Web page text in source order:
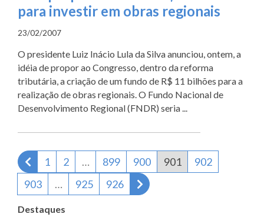
para investir em obras regionais
23/02/2007
O presidente Luiz Inácio Lula da Silva anunciou, ontem, a
idéia de propor ao Congresso, dentro da reforma
tributária, a criação de um fundo de R$ 11 bilhões para a
realização de obras regionais. O Fundo Nacional de
Desenvolvimento Regional (FNDR) seria ...
Página anterior
1 2 … 899 900 901
902
903
… 925 926 Próxima página
Destaques